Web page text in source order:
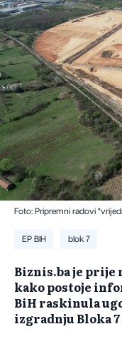
Foto: Pripremni radovi
EP BIH blok 7
Biznis.ba je prije
kako postoje
BiH raskinula
izgradnju Bloka